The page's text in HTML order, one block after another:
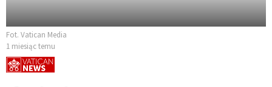
Fot. Vatican Media
1 miesiąc temu